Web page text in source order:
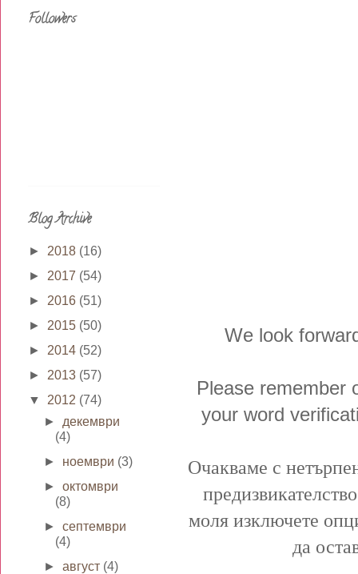
We look
Please remember
your word
Очакваме с
моля изключете
да
Followers
Blog Archive
► 2018 (16)
► 2017 (54)
► 2016 (51)
► 2015 (50)
► 2014 (52)
► 2013 (57)
▼ 2012 (74)
► декември
(4)
► ноември (3)
►октомври
(8)
►септември
(4)
►август (4)